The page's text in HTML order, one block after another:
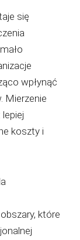
się
wpłynąć
Mierzenie
koszty i
które